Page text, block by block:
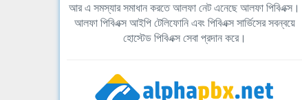
আর এ সমস্যার সমাধান করতে আলফা নেট এনেছে আলফা পিবিএক্স।
আলফা পিবিএক্স আইপি টেলিফোনি এবং পিবিএক্স সার্ভিসের সবন্বয়ে
হোস্টেড পিবিএক্স সেবা প্রদান করে।